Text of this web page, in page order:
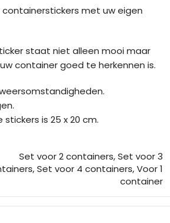
containerstickers met uw eigen
staat niet alleen mooi maar
container goed te herkennen is.
is 25 x 20 cm.
Set voor 2 containers,Set voor 3
,Set voor 4 containers,Voor 1
container